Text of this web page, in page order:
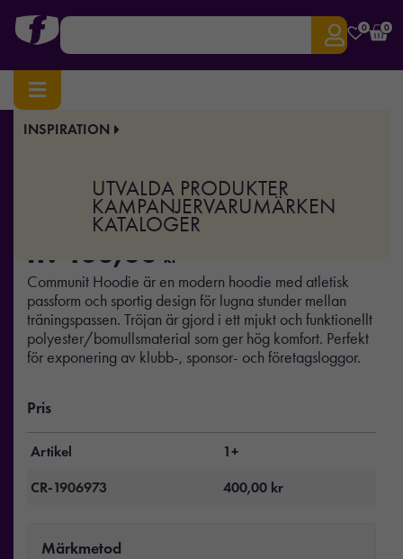
0 0
INSPIRATION
UTVALDA PRODUKTER
KAMPANJERVARUMÄRKEN
KATALOGER
Hem/Profilkläder/ Community Hoodie W
Community Hoodie W
fr. 400,00 kr
Communit Hoodie är en modern hoodie med atletisk
passform och sportig design för lugna stunder mellan
träningspassen. Tröjan är gjord i ett mjukt och funktionellt
polyester/bomullsmaterial som ger hög komfort. Perfekt
för exponering av klubb-, sponsor- och företagsloggor.
Pris
Artikel
1+
CR-1906973
400,00 kr
Märkmetod